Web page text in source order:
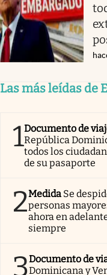
Las más leídas de
1Documento de
República
todos los
de su pasaporte
2Medida Se
personas
ahora en
siempre
3Documento de
Dominicana y